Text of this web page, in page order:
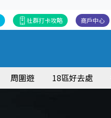
商戶中心
社群打卡攻略
周圍遊 18區好去處